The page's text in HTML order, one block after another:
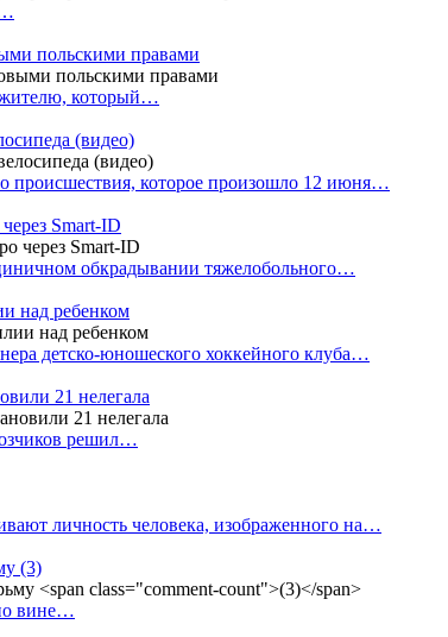
польскими правами
жителю, который…
(видео)
происшествия, которое произошло 12 июня…
Smart-ID
обкрадывании тяжелобольного…
над ребенком
детско-юношеского хоккейного клуба…
21 нелегала
решил…
личность человека, изображенного на…
(3)
вине…